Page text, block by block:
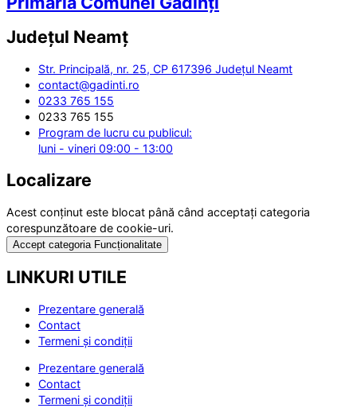
Județul Neamț
Str. Principală, nr. 25, CP 617396 Județul Neamt
contact@gadinti.ro
0233 765 155
0233 765 155
Program de lucru cu publicul:
luni - vineri 09:00 - 13:00
Localizare
Acest conținut este blocat până când acceptați categoria
corespunzătoare de cookie-uri.
Accept categoria Funcționalitate
LINKURI UTILE
Prezentare generală
Contact
Termeni și condiții
Prezentare generală
Contact
Termeni și condiții